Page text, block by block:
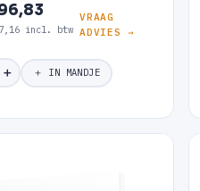
incl. btw
VRAAG
ADVIES →
＋ ＋ IN MANDJE